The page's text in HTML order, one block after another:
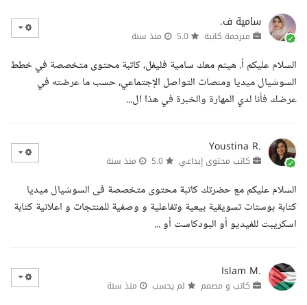
سامية ف.
مترجمة كاتبة منذ سنة
السلام عليكم أ. هيثم معك سامية فليفل، كاتبة محتوى متخصصة في خطط
السوشيال ميديا ومنصات التواصل الإجتماعي، حسب ما عرضته في
عرضك فأنا لدي المهارة والخبرة في هذا ال...
Youstina R.
كاتب محتوى إبداعي منذ سنة
السلام عليكم مع حضرتك كاتبة محتوى متخصصة فى السوشيال ميديا
كتابة بوستات تسويقية بيعية وتفاعلية و وصفية للمنتجات و اعلانية كتابة
اسكريبت للفيديو أو البودكاست أو ...
Islam M.
كاتب و مصمم لم يحسب منذ سنة